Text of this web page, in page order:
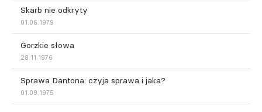
Skarb nie odkryty
01.06.1979
Gorzkie słowa
28.11.1976
Sprawa Dantona: czyja sprawa i jaka?
01.09.1975